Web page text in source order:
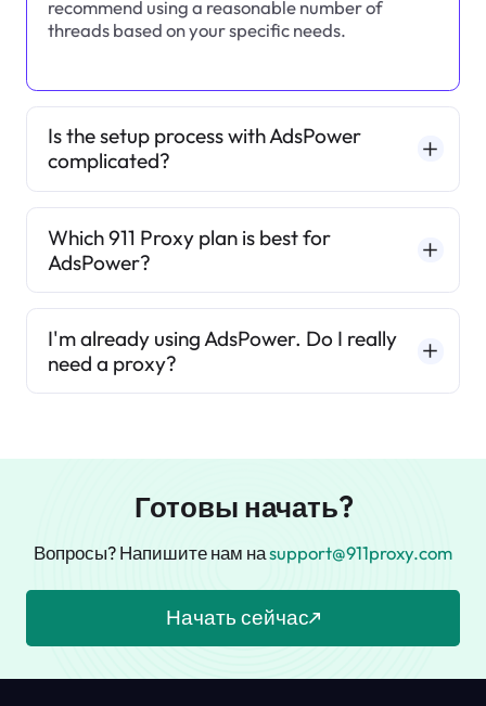
recommend using a reasonable number of
threads based on your specific needs.
Is the setup process with AdsPower
complicated?
Which 911 Proxy plan is best for
AdsPower?
I'm already using AdsPower. Do I really
need a proxy?
Готовы начать?
Вопросы? Напишите нам наsupport@911proxy.com
Начать сейчас